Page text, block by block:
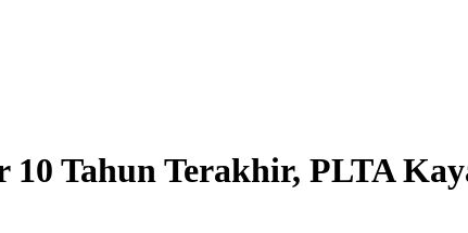
10 Tahun Terakhir, PLTA